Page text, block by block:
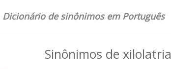
Dicionário de sinônimos em Português
Sinônimos de xilolatria